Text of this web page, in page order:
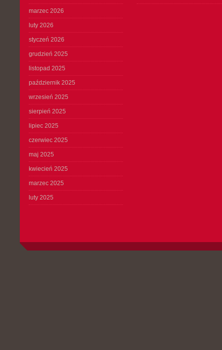
marzec 2026
luty 2026
styczeń 2026
grudzień 2025
listopad 2025
październik 2025
wrzesień 2025
sierpień 2025
lipiec 2025
czerwiec 2025
maj 2025
kwiecień 2025
marzec 2025
luty 2025